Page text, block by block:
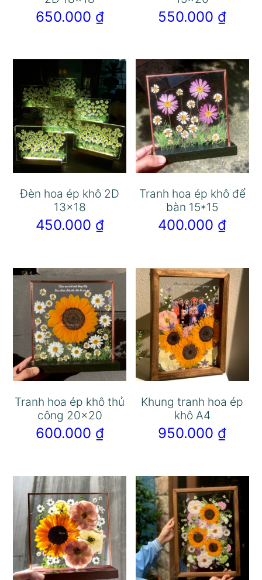
650.000 ₫ 550.000 ₫
Đèn hoa ép khô 2D
13×18
450.000 ₫
Tranh hoa ép khô để
bàn 15*15
400.000 ₫
Tranh hoa ép khô thủ
công 20×20
600.000 ₫
Khung tranh hoa ép
khô A4
950.000 ₫